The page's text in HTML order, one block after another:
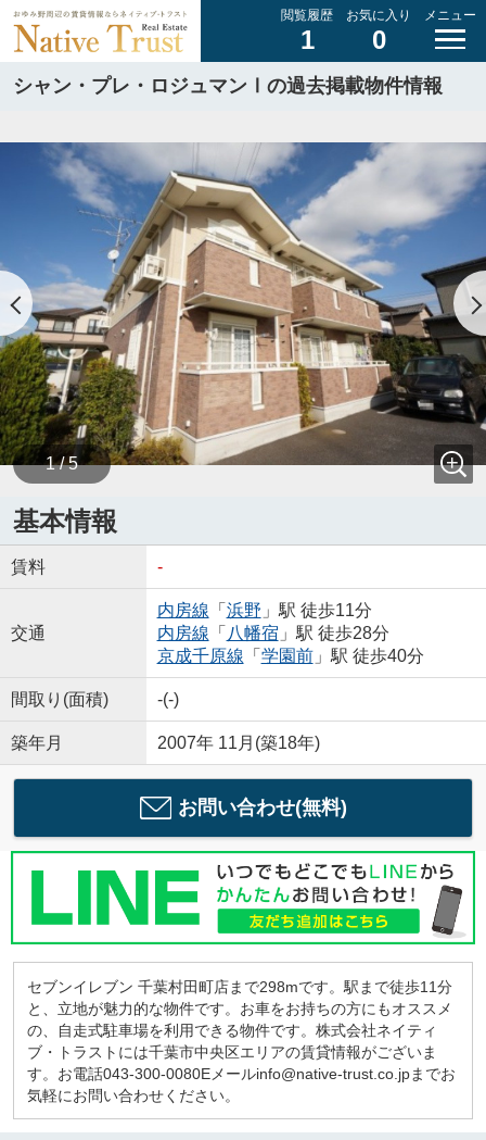
閲覧履歴
1
お気に入り
0
メニュー
シャン・プレ・ロジュマンⅠの過去掲載物件情報
1 / 5
基本情報
賃料 -
交通
内房線 「 浜野 」駅 徒歩11分
内房線 「 八幡宿 」駅 徒歩28分
京成千原線 「 学園前」駅 徒歩40分
間取り(面積) -(-)
築年月 2007年 11月(築18年)
お問い合わせ(無料)
セブンイレブン 千葉村田町店まで298mです。駅まで徒歩11分
と、立地が魅力的な物件です。お車をお持ちの方にもオススメ
の、自走式駐車場を利用できる物件です。株式会社ネイティ
ブ・トラストには千葉市中央区エリアの賃貸情報がございま
す。お電話043-300-0080Eメールinfo@native-trust.co.jpまでお
気軽にお問い合わせください。